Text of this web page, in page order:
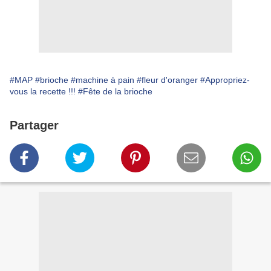
#MAP #brioche #machine à pain #fleur d'oranger #Appropriez-
vous la recette !!! #Fête de la brioche
Partager